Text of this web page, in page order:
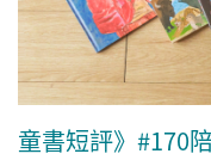
童書短評》#170